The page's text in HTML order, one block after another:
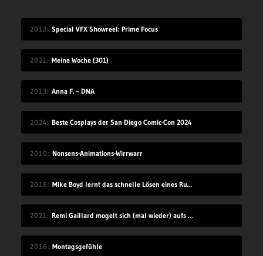
2013 Special VFX Showreel: Prime Focus
2021 Meine Woche (301)
2013 Anna F. – DNA
2024 Beste Cosplays der San Diego Comic-Con 2024
2010 Nonsens-Animations-Wirrwarr
2016 Mike Boyd lernt das schnelle Lösen eines Rubik’s Cube
2021 Remi Gaillard mogelt sich (mal wieder) aufs Volleyball-Mannschaftsfoto
2016 Montagsgefühle